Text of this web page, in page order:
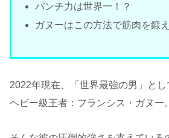
パンチ力は世界一！？
ガヌーはこの方法で筋肉を鍛
2022年現在、「世界最強の男」と
ヘビー級王者：フランシス・ガヌー。